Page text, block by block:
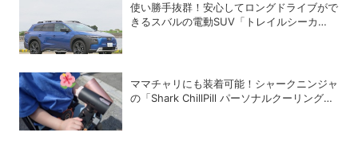
使い勝手抜群！安心してロングドライブがで
きるスバルの電動SUV「トレイルシーカ
ママチャリにも装着可能！シャークニンジャ
の「Shark ChillPill パーソナルクーリングフ